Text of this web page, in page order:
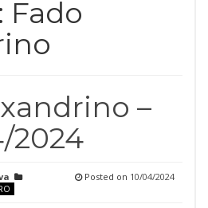
Fado
–
2024
Posted on 10/04/2024